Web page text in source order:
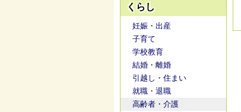
くらし
妊娠・出産
子育て
学校教育
結婚・離婚
引越し・住まい
就職・退職
高齢者・介護